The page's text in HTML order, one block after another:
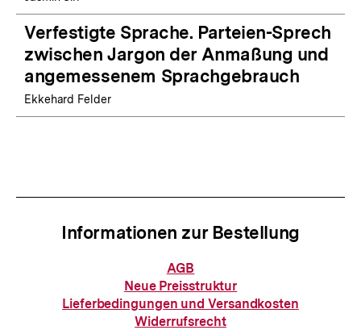
Verfestigte Sprache. Parteien-Sprech
zwischen Jargon der Anmaßung und
angemessenem Sprachgebrauch
Ekkehard Felder
Informationen zur Bestellung
Informationen
zur
Bestellung
AGB
Neue Preisstruktur
Lieferbedingungen und Versandkosten
Widerrufsrecht